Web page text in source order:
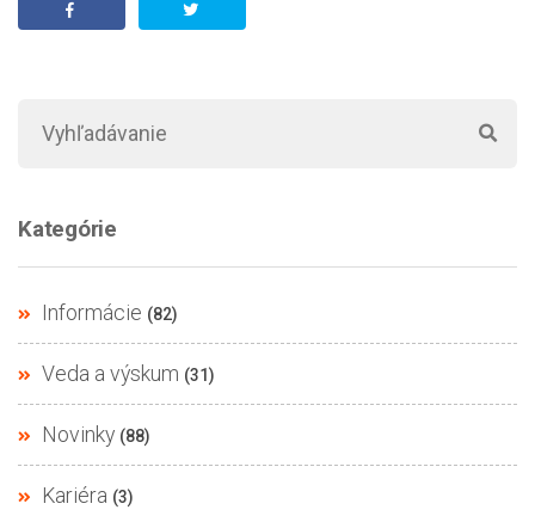
Kategórie
Informácie (82)
Veda a výskum (31)
Novinky (88)
Kariéra (3)